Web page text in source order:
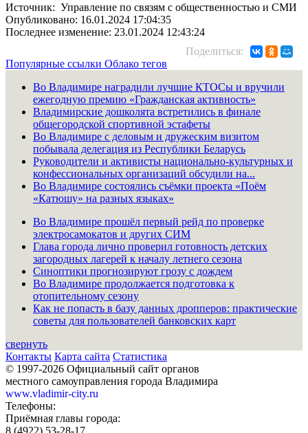
Источник: Управление по связям с общественностью и СМИ
Опубликовано: 16.01.2024 17:04:35
Последнее изменение: 23.01.2024 12:43:24
Поделиться:
Популярные ссылки Облако тегов
Во Владимире наградили лучшие КТОСы и вручили
ежегодную премию «Гражданская активность»
Владимирские дошколята встретились в финале
общегородской спортивной эстафеты
Во Владимире с деловым и дружеским визитом
побывала делегация из Республики Беларусь
Руководители и активисты национально-культурных и
конфессиональных организаций обсудили на...
Во Владимире состоялись съёмки проекта «Поём
«Катюшу» на разных языках»
Во Владимире прошёл первый рейд по проверке
электросамокатов и других СИМ
Глава города лично проверил готовность детских
загородных лагерей к началу летнего сезона
Синоптики прогнозируют грозу с дождем
Во Владимире продолжается подготовка к
отопительному сезону
Как не попасть в базу данных дропперов: практические
советы для пользователей банковских карт
свернуть
Контакты Карта сайта Статистика
© 1997-2026 Официальный сайт органов
местного самоуправления города Владимира
www.vladimir-city.ru
Телефоны:
Приёмная главы города:
8 (4922) 53-28-17